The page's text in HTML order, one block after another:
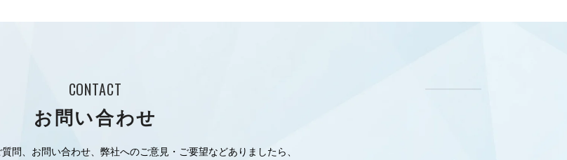
CONTACT
お問い合わせ
問、お問い合わせ、弊社へのご意見・ご要望などありましたら、